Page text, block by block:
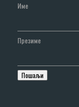
Име
Презиме